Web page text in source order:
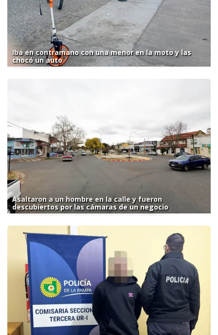
Iba en contramano con una menor en la moto y las
chocó un auto
Asaltaron a un hombre en la calle y fueron
descubiertos por las cámaras de un negocio